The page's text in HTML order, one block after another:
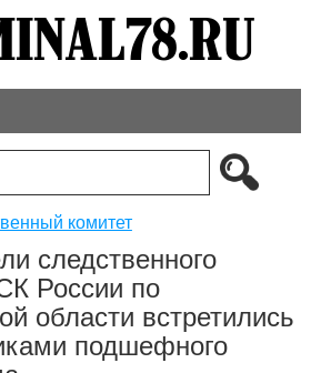
комитет
следственного
России по
области встретились
подшефного